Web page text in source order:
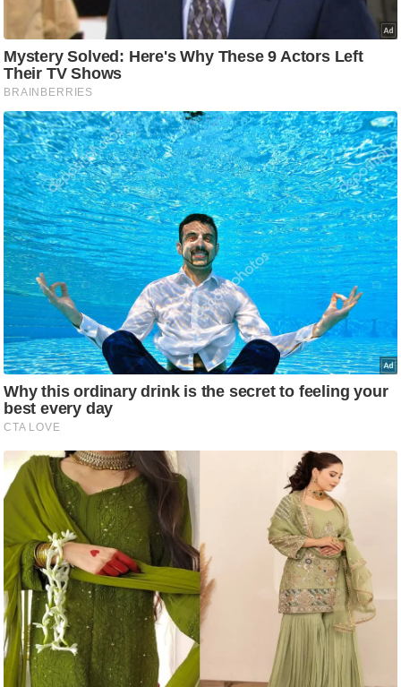
चा
य
प
र
स
मी
क्षा
ध
र्म
ज्यो
ति
प्र
भु
म
हि
मा
/
ध
र्म
स्थ
ल
व्र
त
त्यो
हा
र